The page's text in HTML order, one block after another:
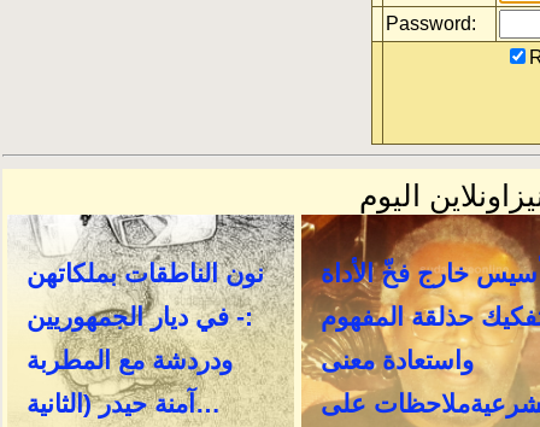
Password: